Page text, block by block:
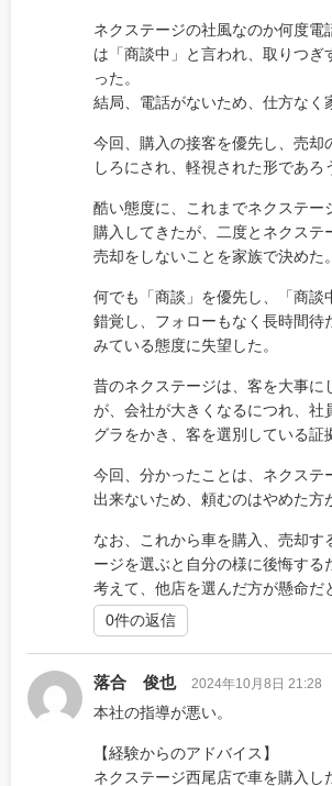
ネクステージの社風なのか何度電
は「商談中」と言われ、取りつぎ
った。
結局、電話がないため、仕方なく
今回、購入の接客を優先し、売却
しろにされ、軽視された形であろ
酷い態度に、これまでネクステー
購入してきたが、二度とネクステ
売却をしないことを家族で決めた。
何でも「商談」を優先し、「商談
錯覚し、フォローもなく長時間待
みている態度に失望した。
昔のネクステージは、客を大事に
が、会社が大きくなるにつれ、社
グラをかき、客を選別している証
今回、分かったことは、ネクステ
出来ないため、頼むのはやめた方
なお、これから車を購入、売却す
ージを選ぶと自分の様に後悔する
考えて、他店を選んだ方が懸命だ
0件の返信
落合 俊也 2024年10月8日 21:28
本社の指導が悪い。
【経験からのアドバイス】
ネクステージ西尾店で車を購入し